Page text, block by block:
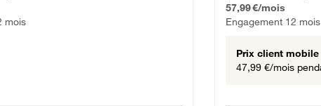
mois
57,99 €/mois
Engagement 12 mois
Prix client mobile
47,99 €/mois